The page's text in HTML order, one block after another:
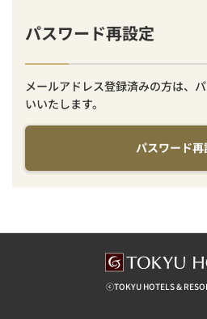
パスワード再設定
メールアドレス登録済みの方は、
いいたします。
パスワード再
ⓒTOKYU HOTELS &